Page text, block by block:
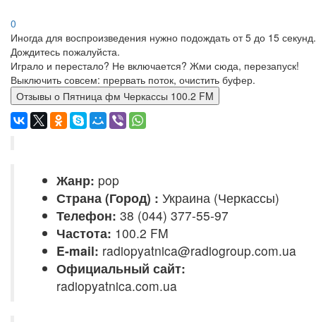
0
Иногда для воспроизведения нужно подождать от 5 до 15 секунд.
Дождитесь пожалуйста.
Играло и перестало? Не включается? Жми сюда, перезапуск!
Выключить совсем: прервать поток, очистить буфер.
Отзывы о Пятница фм Черкассы 100.2 FM
Жанр: pop
Страна (Город) : Украина (Черкассы)
Телефон: 38 (044) 377-55-97
Частота: 100.2 FM
E-mail: radiopyatnica@radiogroup.com.ua
Официальный сайт:
radiopyatnica.com.ua